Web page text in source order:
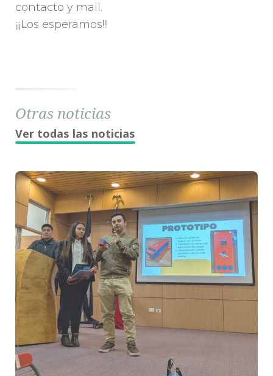
contacto y mail.
¡¡¡Los esperamos!!!
Otras noticias
Ver todas las noticias